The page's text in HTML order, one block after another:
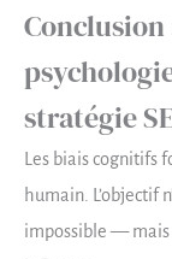
stratégie
Les biais
humain. L’objectif
impossible — mais